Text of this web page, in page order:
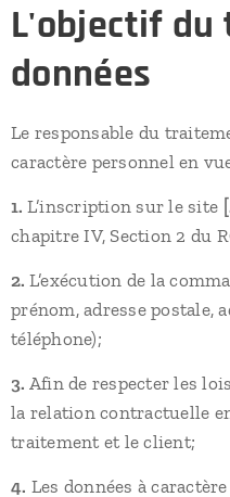
L'objectif
données
Le responsable du
caractère personnel en
1. L’inscription sur le site
chapitre IV, Section 2 du
2. L’exécution de la
prénom, adresse postale,
téléphone);
3. Afin de respecter les
la relation contractuelle
traitement et le client;
4. Les données à